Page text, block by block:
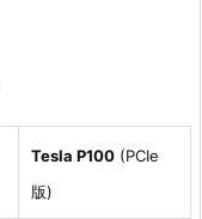
Tesla P100 (PCIe
版)